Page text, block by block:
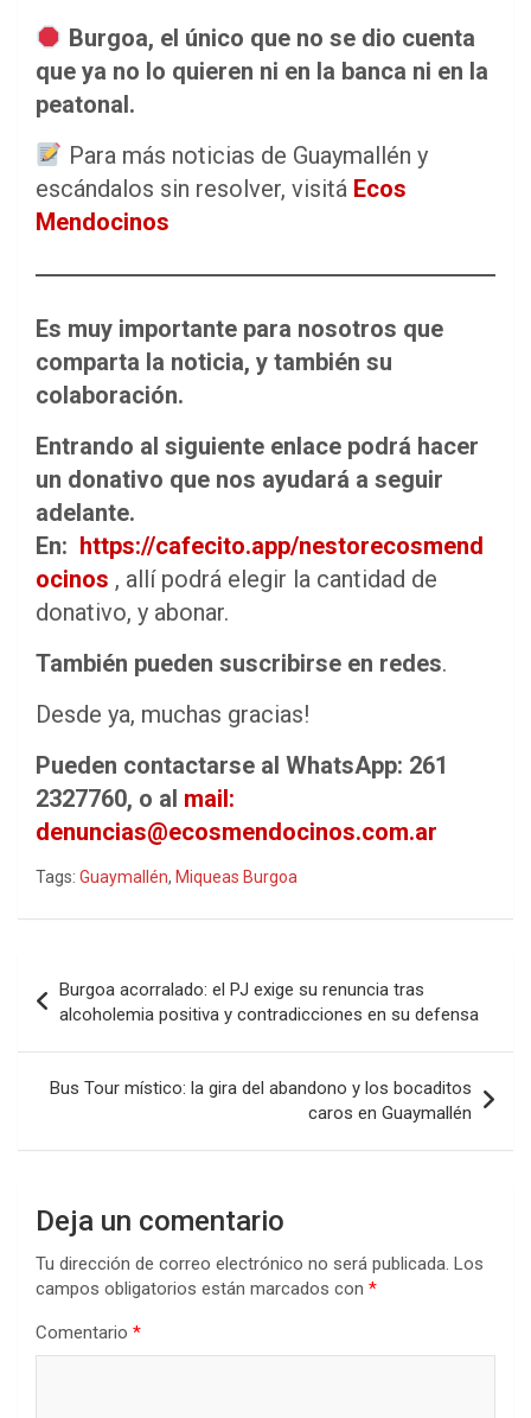
Burgoa, el único que no se dio cuenta
que ya no lo quieren ni en la banca ni en la
peatonal.
Para más noticias de Guaymallén y
escándalos sin resolver, visitá Ecos
Mendocinos
Es muy importante para nosotros que
comparta la noticia, y también su
colaboración.
Entrando al siguiente enlace podrá hacer
un donativo que nos ayudará a seguir
adelante.
En: https://cafecito.app/nestorecosmend
ocinos , allí podrá elegir la cantidad de
donativo, y abonar.
También pueden suscribirse en redes.
Desde ya, muchas gracias!
Pueden contactarse al WhatsApp: 261
2327760, o al mail:
denuncias@ecosmendocinos.com.ar
Tags: Guaymallén, Miqueas Burgoa
de
entradas
Burgoa acorralado: el PJ exige su renuncia tras
alcoholemia positiva y contradicciones en su defensa
Bus Tour místico: la gira del abandono y los bocaditos
caros en Guaymallén
Deja un comentario
Tu dirección de correo electrónico no será publicada. Los
campos obligatorios están marcados con *
Comentario *